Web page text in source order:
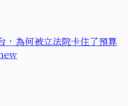
，為何被立法院卡住了預算